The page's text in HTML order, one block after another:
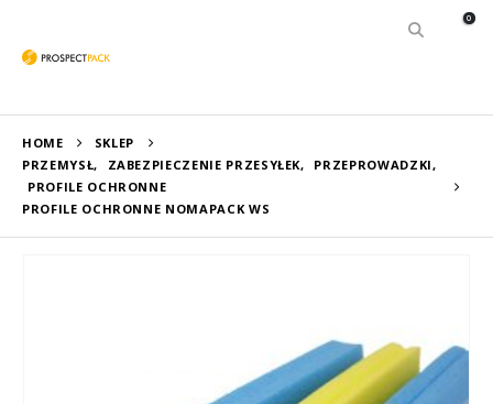
0
HOME
SKLEP
PRZEMYSŁ, ZABEZPIECZENIE PRZESYŁEK, PRZEPROWADZKI,
PROFILE OCHRONNE
PROFILE OCHRONNE NOMAPACK WS